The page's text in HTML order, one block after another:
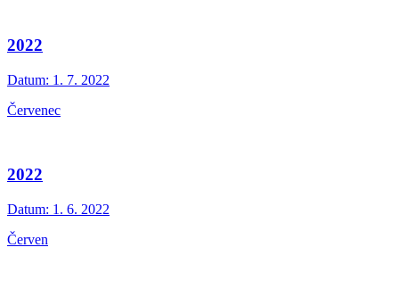
2022
Datum: 1. 7. 2022
Červenec
2022
Datum: 1. 6. 2022
Červen